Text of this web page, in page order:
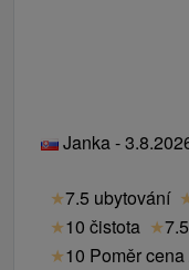
Janka -
★7.5 ubytování
★10 čistota ★
★10 Poměr